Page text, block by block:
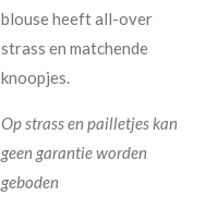
blouse heeft all-over
strass en matchende
knoopjes.
Op strass en pailletjes kan
geen garantie worden
geboden